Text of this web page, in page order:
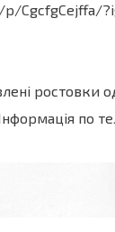
CgcfgCejffa/
ростовки
по